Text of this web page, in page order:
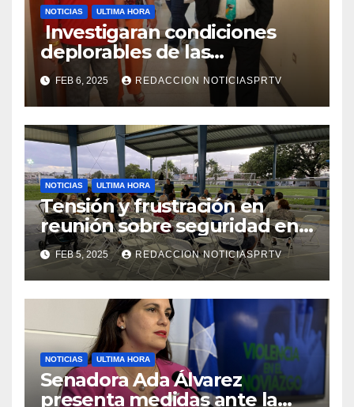
NOTICIAS ULTIMA HORA
Investigaran condiciones
deplorables de las
facilidades el Departamento
de la Salud en Mayagüez
FEB 6, 2025 REDACCION NOTICIASPRTV
NOTICIAS ULTIMA HORA
Tensión y frustración en
reunión sobre seguridad en
Reparto Metropolitano
FEB 5, 2025 REDACCION NOTICIASPRTV
NOTICIAS ULTIMA HORA
Senadora Ada Álvarez
presenta medidas ante la